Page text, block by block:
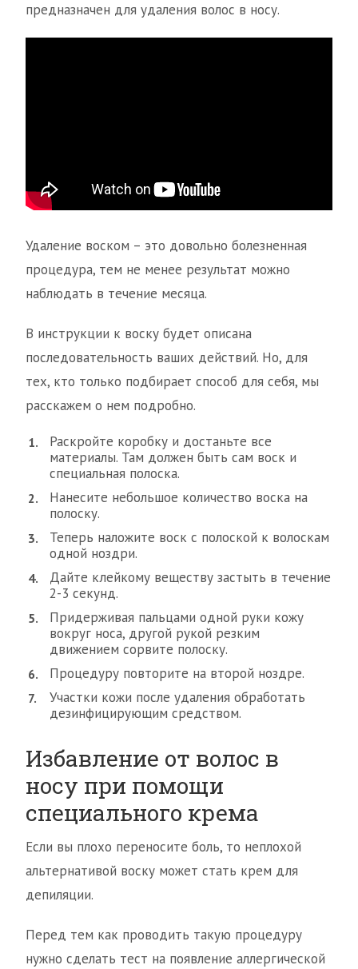
предназначен для удаления волос в носу.
Удаление воском – это довольно болезненная
процедура, тем не менее результат можно
наблюдать в течение месяца.
В инструкции к воску будет описана
последовательность ваших действий. Но, для
тех, кто только подбирает способ для себя, мы
расскажем о нем подробно.
Раскройте коробку и достаньте все
материалы. Там должен быть сам воск и
специальная полоска.
Нанесите небольшое количество воска на
полоску.
Теперь наложите воск с полоской к волоскам
одной ноздри.
Дайте клейкому веществу застыть в течение
2-3 секунд.
Придерживая пальцами одной руки кожу
вокруг носа, другой рукой резким
движением сорвите полоску.
Процедуру повторите на второй ноздре.
Участки кожи после удаления обработать
дезинфицирующим средством.
Избавление от волос в
носу при помощи
специального крема
Если вы плохо переносите боль, то неплохой
альтернативой воску может стать крем для
депиляции.
Перед тем как проводить такую процедуру
нужно сделать тест на появление аллергической